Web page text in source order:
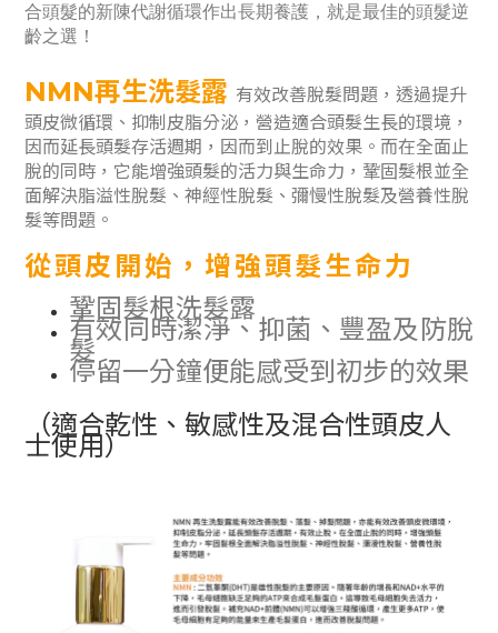
合頭髮的新陳代謝循環作出長期養護，就是最佳的頭髮逆
齡之選！
NMN再生洗髮露 有效改善脫髮問題，透過提升
頭皮微循環、抑制皮脂分泌，營造適合頭髮生長的環境，
因而延長頭髮存活週期，因而到止脫的效果。而在全面止
脫的同時，它能增強頭髮的活力與生命力，鞏固髮根並全
面解決脂溢性脫髮、神經性脫髮、彌慢性脫髮及營養性脫
髮等問題。
從頭皮開始，增強頭髮生命力
鞏固髮根洗髮露
有效同時潔淨、抑菌、豐盈及防脫
髮
停留一分鐘便能感受到 初步的效果
（適合乾性 、敏感性及混合性頭皮人
士使用）